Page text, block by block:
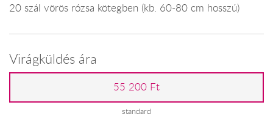
20 szál vörös rózsa kötegben (kb. 60-80 cm hosszú)
Virágküldés ára
55 200 Ft
standard